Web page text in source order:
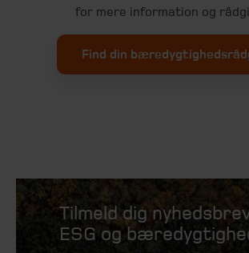
for mere information og
Find din
Tilmeld dig
ESG og